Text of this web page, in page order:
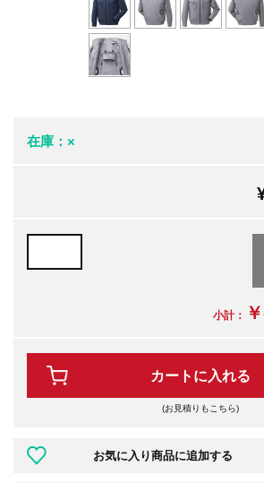
在庫：×
小計：
カートに入れる
(お見積りもこちら)